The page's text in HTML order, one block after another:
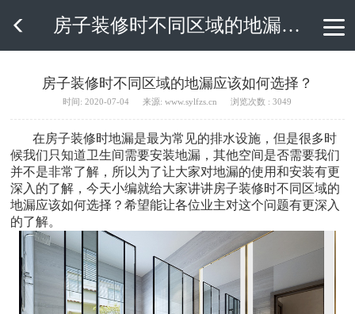
 房子装修时不同区域的地漏应该如何选择？
房子装修时不同区域的地漏应该如何选择？
时间: 2020-07-04 来源: www.sylfzs.cn 浏览次数 : 3049
在房子装修时地漏是最为常见的排水设施，但是很多时
候我们只知道卫生间需要安装地漏，其他空间是否需要我们
并不是非常了解，所以为了让大家对地漏的使用和安装有更
深入的了解，今天小编就给大家讲讲房子装修时不同区域的
地漏应该如何选择？希望能让各位业主对这个问题有更深入
的了解。